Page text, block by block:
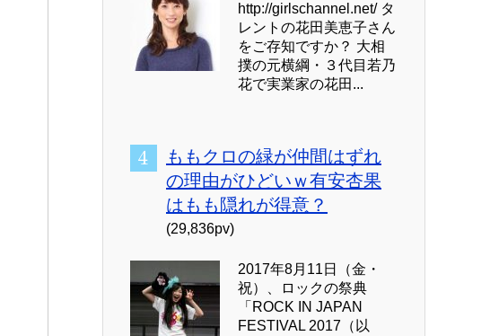
http://girlschannel.net/ タ
レントの花田美恵子さん
をご存知ですか？ 大相
撲の元横綱・３代目若乃
花で実業家の花田...
ももクロの緑が仲間はずれ
の理由がひどいｗ有安杏果
はもも隠れが得意？
(29,836pv)
2017年8月11日（金・
祝）、ロックの祭典
「ROCK IN JAPAN
FESTIVAL 2017（以